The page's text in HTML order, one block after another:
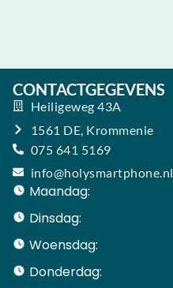
CONTACTGEGEVENS
Heiligeweg 43A
1561 DE, Krommenie
075 641 5169
info@holysmartphone.nl
Maandag:
Dinsdag:
Woensdag:
Donderdag: